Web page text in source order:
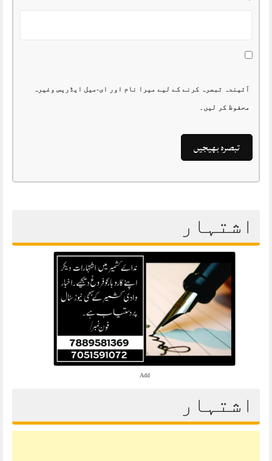
آئیندہ تبصرہ کرنے کے لیے میرا نام اور ای-میل ایڈریس وغیرہ
محفوظ کر لیں۔
اشتہار
Add
اشتہار